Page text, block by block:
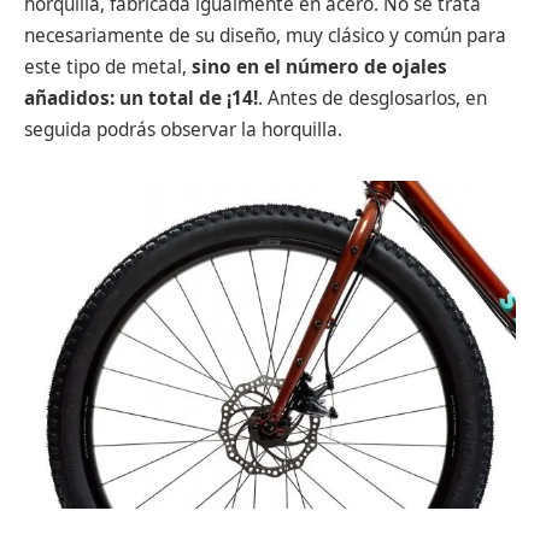
necesariamente de su diseño, muy clásico y común para
este tipo de metal, sino en el número de ojales
añadidos: un total de ¡14!. Antes de desglosarlos, en
seguida podrás observar la horquilla.